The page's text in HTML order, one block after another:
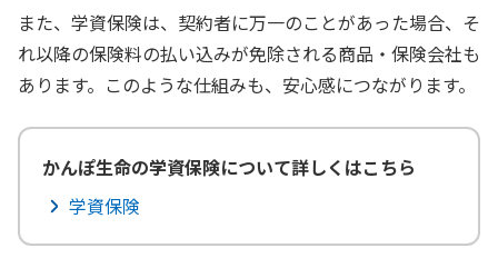
また、学資保険は、契約者に万一のことがあった場合、そ
れ以降の保険料の払い込みが免除される商品・保険会社も
あります。このような仕組みも、安心感につながります。
かんぽ生命の学資保険について詳しくはこちら
学資保険